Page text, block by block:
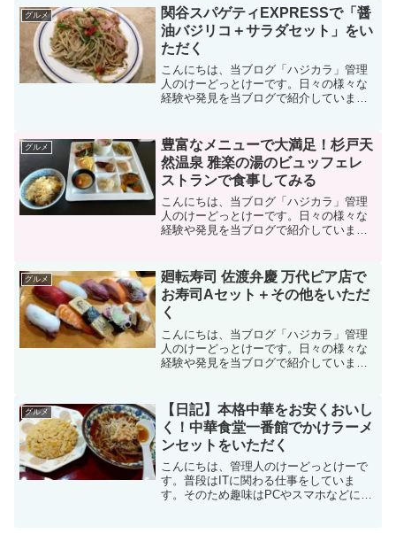
いものを食べるのも好きなので、気にな
るお店に行ったりテイクアウ...
グルメ
関谷スパゲティEXPRESSで「醤
油バジリコ＋サラダセット」をい
ただく
こんにちは、当ブログ「ハジカラ」管理
人のけーどっとけーです。日々の様々な
経験や発見を当ブログで紹介していま
いものを食べるのも好きなので、気にな
るお店に行ったりテイクアウ...
グルメ
豊富なメニューで大満足！杉戸天
然温泉 雅楽の湯のビュッフェレ
ストランで食事してみる
こんにちは、当ブログ「ハジカラ」管理
人のけーどっとけーです。日々の様々な
経験や発見を当ブログで紹介していま
す。ドライブも趣味なので休日は関東近
辺を巡っています。今回は埼...
グルメ
廻転寿司 佐渡弁慶 万代ピア店で
お寿司Aセット＋その他をいただ
く
こんにちは、当ブログ「ハジカラ」管理
人のけーどっとけーです。日々の様々な
経験や発見を当ブログで紹介していま
いものを食べるのも好きなので、気にな
るお店に行ったりテイクアウ...
グルメ
【日記】本格中華をお安くおいし
く！中華食堂一番館でかけラーメ
ンセットをいただく
こんにちは、管理人のけーどっとけーで
す。普段はITに関わる仕事をしていま
す。そのため趣味はPCやスマホなどにふ